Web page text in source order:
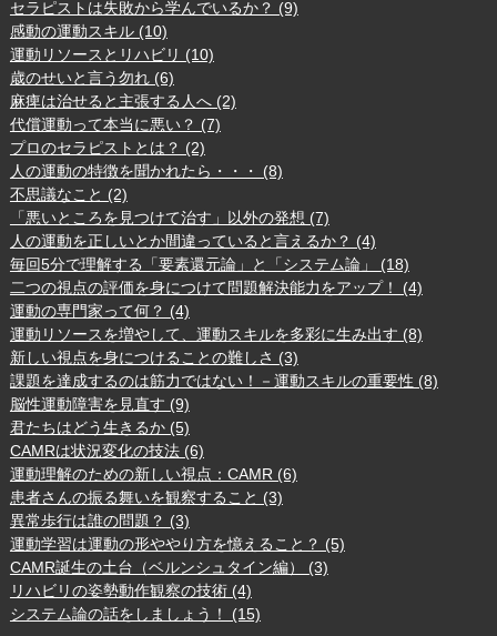
セラピストは失敗から学んでいるか？ (9)
感動の運動スキル (10)
運動リソースとリハビリ (10)
歳のせいと言う勿れ (6)
麻痺は治せると主張する人へ (2)
代償運動って本当に悪い？ (7)
プロのセラピストとは？ (2)
人の運動の特徴を聞かれたら・・・ (8)
不思議なこと (2)
「悪いところを見つけて治す」以外の発想 (7)
人の運動を正しいとか間違っていると言えるか？ (4)
毎回5分で理解する「要素還元論」と「システム論」 (18)
二つの視点の評価を身につけて問題解決能力をアップ！ (4)
運動の専門家って何？ (4)
運動リソースを増やして、運動スキルを多彩に生み出す (8)
新しい視点を身につけることの難しさ (3)
課題を達成するのは筋力ではない！－運動スキルの重要性 (8)
脳性運動障害を見直す (9)
君たちはどう生きるか (5)
CAMRは状況変化の技法 (6)
運動理解のための新しい視点：CAMR (6)
患者さんの振る舞いを観察すること (3)
異常歩行は誰の問題？ (3)
運動学習は運動の形ややり方を憶えること？ (5)
CAMR誕生の土台（ベルンシュタイン編） (3)
リハビリの姿勢動作観察の技術 (4)
システム論の話をしましょう！ (15)